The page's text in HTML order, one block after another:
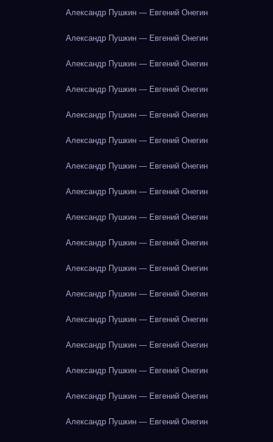
Александр Пушкин — Евгений Онегин
Александр Пушкин — Евгений Онегин
Александр Пушкин — Евгений Онегин
Александр Пушкин — Евгений Онегин
Александр Пушкин — Евгений Онегин
Александр Пушкин — Евгений Онегин
Александр Пушкин — Евгений Онегин
Александр Пушкин — Евгений Онегин
Александр Пушкин — Евгений Онегин
Александр Пушкин — Евгений Онегин
Александр Пушкин — Евгений Онегин
Александр Пушкин — Евгений Онегин
Александр Пушкин — Евгений Онегин
Александр Пушкин — Евгений Онегин
Александр Пушкин — Евгений Онегин
Александр Пушкин — Евгений Онегин
Александр Пушкин — Евгений Онегин